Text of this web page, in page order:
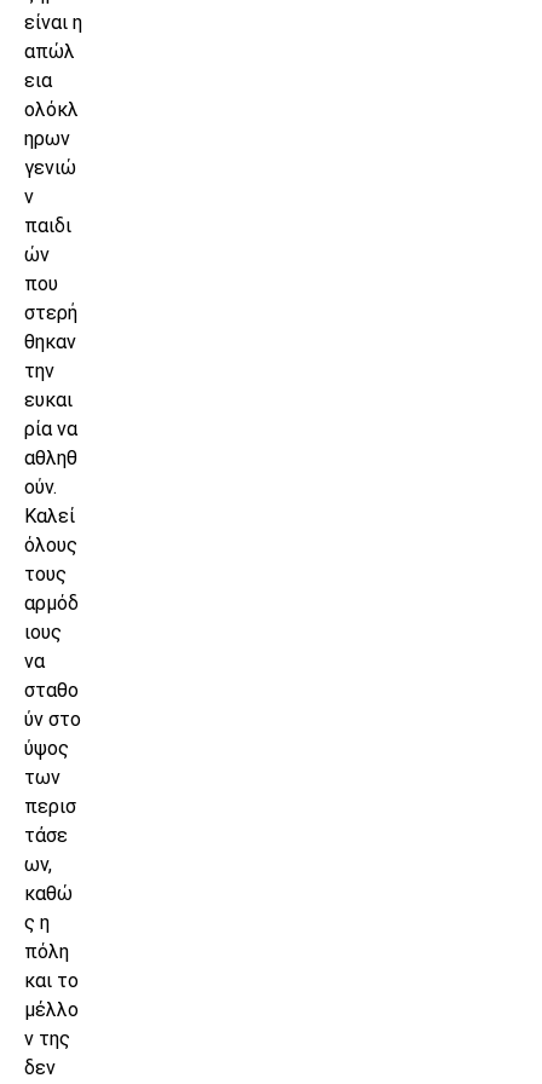
είναι η
απώλ
εια
ολόκλ
ηρων
γενιώ
ν
παιδι
ών
που
στερή
θηκαν
την
ευκαι
ρία να
αθληθ
ούν.
Καλεί
όλους
τους
αρμόδ
ιους
να
σταθο
ύν στο
ύψος
των
περισ
τάσε
ων,
καθώ
ς η
πόλη
και το
μέλλο
ν της
δεν